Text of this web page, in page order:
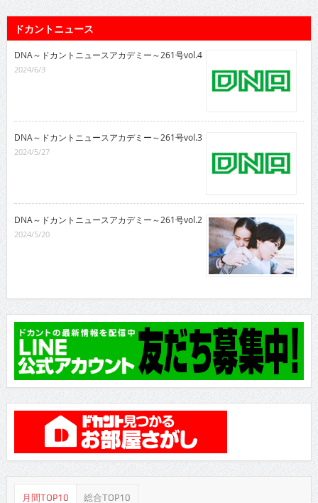
ドカントニュース
DNA～ドカントニュースアカデミー～261号vol.4
2024/6/3
DNA～ドカントニュースアカデミー～261号vol.3
2024/5/27
DNA～ドカントニュースアカデミー～261号vol.2
2024/5/20
月間TOP10 総合TOP10